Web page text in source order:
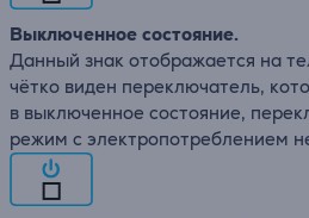
Выключенное состояние.
Данный знак отображается на
чётко виден переключатель,
в выключенное состояние,
режим с электропотреблением